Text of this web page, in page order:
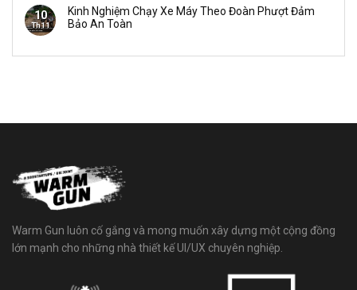
10
Th11
Kinh Nghiệm Chạy Xe Máy Theo Đoàn Phượt Đảm
Bảo An Toàn
Warm Gun luôn cố gắng và mong muốn xây dựng một cộng đồng
lớn mạnh cho những nhà thiết kế UI/UX chuyên nghiệp.